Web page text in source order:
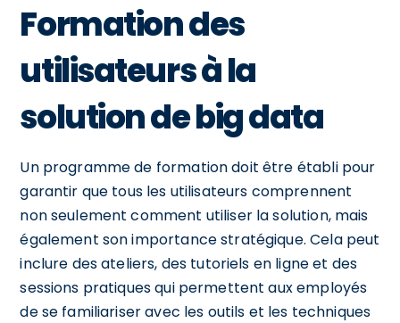
Formation des
utilisateurs à la
solution de big data
Un programme de formation doit être établi pour
garantir que tous les utilisateurs comprennent
non seulement comment utiliser la solution, mais
également son importance stratégique. Cela peut
inclure des ateliers, des tutoriels en ligne et des
sessions pratiques qui permettent aux employés
de se familiariser avec les outils et les techniques